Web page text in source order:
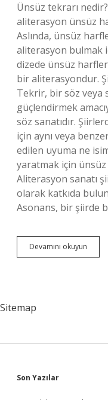
Ünsüz tekrarı
aliterasyon ünsüz
Aslında, ünsüz
aliterasyon bulmak
dizede ünsüz
bir aliterasyondur.
Tekrir, bir söz veya
güçlendirmek
söz sanatıdır.
için aynı veya
edilen uyuma ne
yaratmak için
Aliterasyon sanatı
olarak katkıda
Asonans, bir şiirde
Devamını okuyun
Ünsüz
Sitemap
Sidebar
Son Yazılar